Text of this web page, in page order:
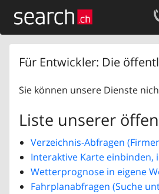
Für Entwickler: Die
Sie können unsere Dienste
Liste unserer
Verzeichnis-Abfragen
Interaktive Karte einbinden,
Wetterprognose in eigene
Fahrplanabfragen (Suche
Impressum